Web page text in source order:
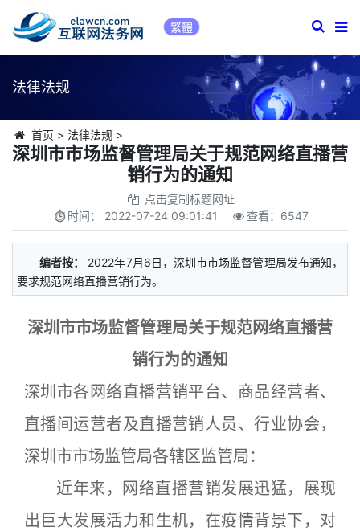
繁體
法律法规
首页 > 法律法规 >
深圳市市场监督管理局关于规范网络直播营
销行为的通知
点击复制标题网址
时间： 2022-07-24 09:01:41 查看： 6547
编者按：
2022年7月6日，深圳市市场监督管理局发布通知，
要求规范网络直播营销行为。
深圳市市场监督管理局关于规范网络直播营
销行为的通知
深圳市各网络直播营销平台、商品经营者、
直播间运营者及直播营销人员、行业协会，
深圳市市场监管局各辖区监管局：
近年来，网络直播营销发展迅猛，展现
出巨大发展活力和生机，在疫情背景下，对